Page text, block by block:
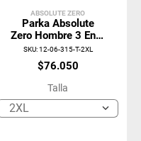
ABSOLUTE ZERO
Parka Absolute
Zero Hombre 3 En 1
Negro Z-8000
SKU:12-06-315-T-2XL
$76.050
Talla
2XL